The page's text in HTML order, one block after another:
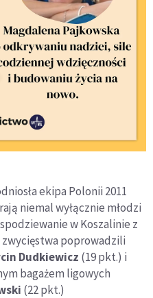
ekipa Polonii 2011
niemal wyłącznie młodzi
w Koszalinie z
zwycięstwa poprowadzili
Dudkiewicz (19 pkt.) i
bagażem ligowych
(22 pkt.)